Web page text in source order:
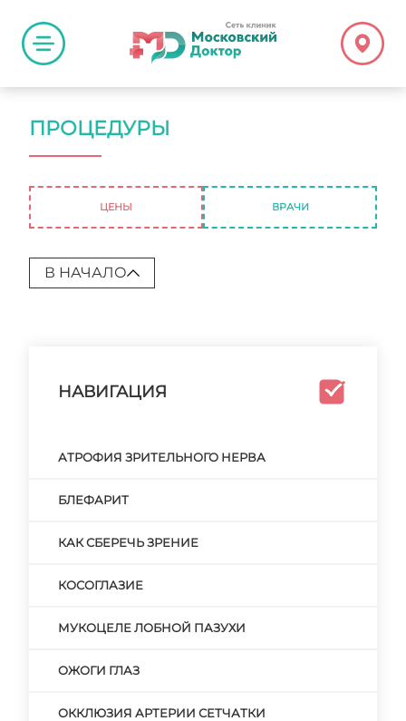
ПРОЦЕДУРЫ
ЦЕНЫ ВРАЧИ
В НАЧАЛО
НАВИГАЦИЯ
АТРОФИЯ ЗРИТЕЛЬНОГО НЕРВА
БЛЕФАРИТ
КАК СБЕРЕЧЬ ЗРЕНИЕ
КОСОГЛАЗИЕ
МУКОЦЕЛЕ ЛОБНОЙ ПАЗУХИ
ОЖОГИ ГЛАЗ
ОККЛЮЗИЯ АРТЕРИИ СЕТЧАТКИ